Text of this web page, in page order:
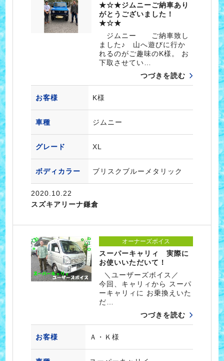
★☆★ジムニーご納車あり
がとうございました！
★☆★
ジムニー ご納車致し
ました♪ 山へ遊びに行か
れるのがご趣味のK様。 お
下取させてい…
つづきを読む
お客様 K様
車種 ジムニー
グレード XL
ボディカラー ブリスクブルーメタリック
2020.10.22
スズキアリーナ鎌倉
オーナーズボイス
スーパーキャリィ 実際に
お使いいただいて！
＼ユーザーズボイス／
今回、キャリィから スーパ
ーキャリィに お乗換えいた
だ…
つづきを読む
お客様 Ａ・Ｋ様